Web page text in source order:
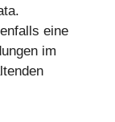
eine
im